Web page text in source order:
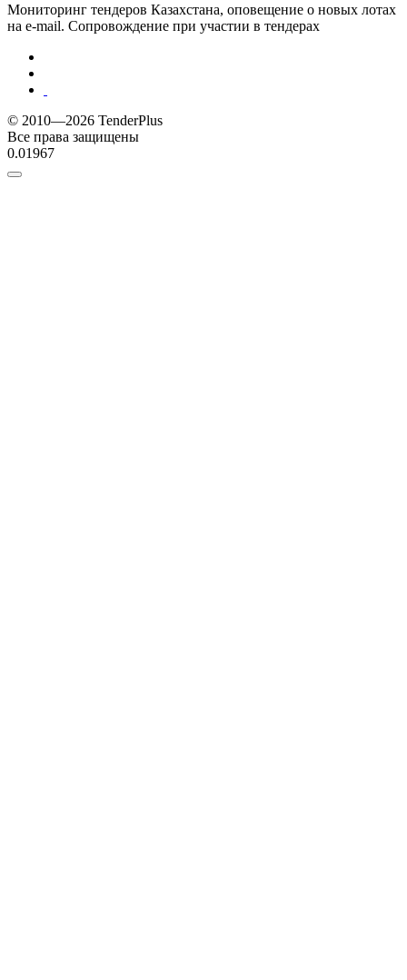
Мониторинг тендеров Казахстана, оповещение о новых лотах
на e-mail. Сопровождение при участии в тендерах
© 2010—2026 TenderPlus
Все права защищены
0.01967